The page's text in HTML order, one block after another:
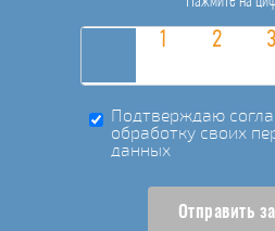
Подтверждаю
обработку своих
данных
Отправить